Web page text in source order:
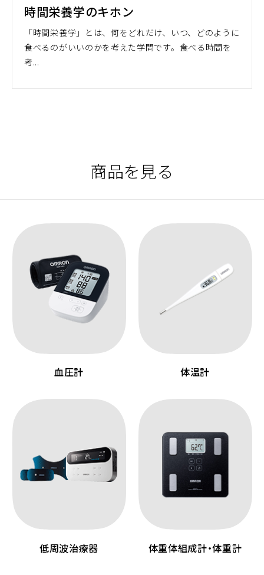
時間栄養学のキホン
「時間栄養学」とは、何をどれだけ、いつ、どのように
食べるのがいいのかを考えた学問です。食べる時間を
考...
商品を見る
血圧計 体温計
低周波治療器 体重体組成計・体重計